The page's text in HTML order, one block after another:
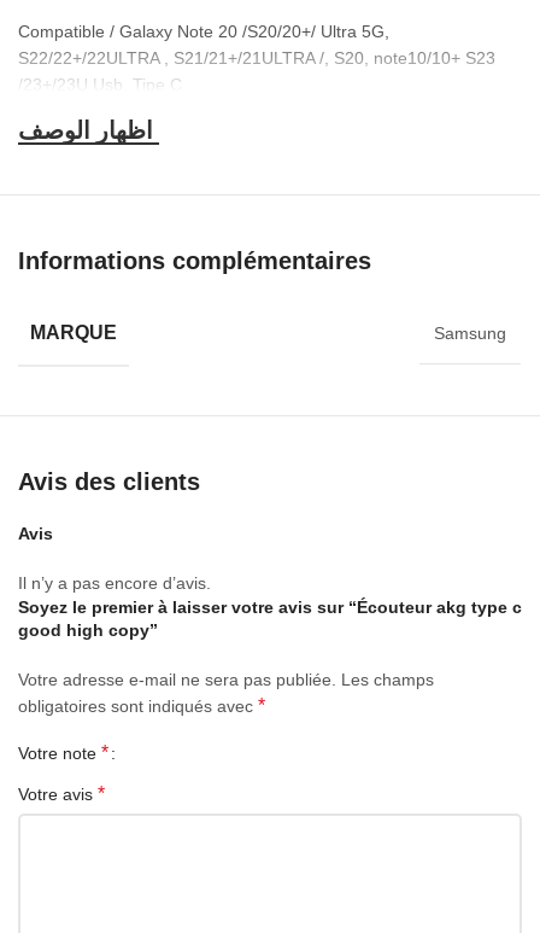
Compatible / Galaxy Note 20 /S20/20+/ Ultra 5G,
S22/22+/22ULTRA , S21/21+/21ULTRA /, S20, note10/10+ S23
/23+/23U Usb, Tipe C
Informations complémentaires
MARQUE Samsung
Avis des clients
Avis
Il n’y a pas encore d’avis.
Soyez le premier à laisser votre avis sur “Écouteur akg type c
good high copy”
Votre adresse e-mail ne sera pas publiée.
Les champs
obligatoires sont indiqués avec *
Votre note *
Votre avis *